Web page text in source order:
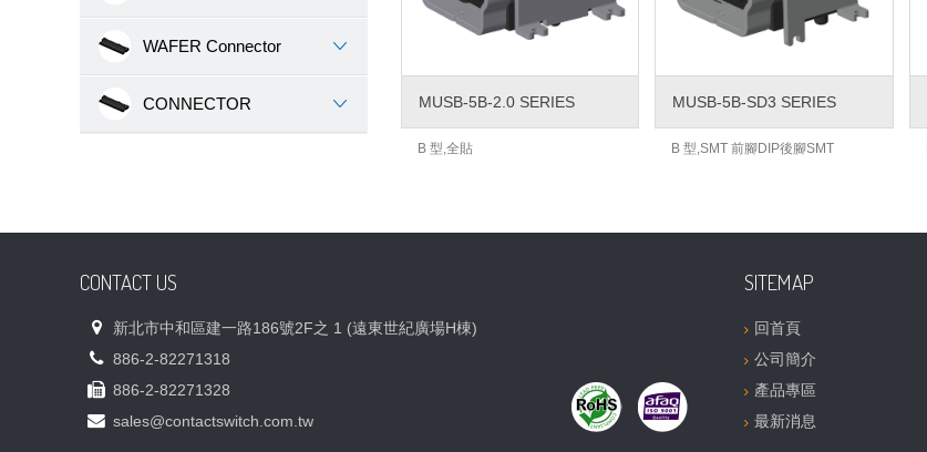
WAFER Connector
CONNECTOR MUSB-5B-2.0 SERIES
B 型,全貼
MUSB-5B-SD3 SERIES
B 型,SMT 前腳DIP後腳SMT
CONTACT US
新北市中和區建一路186號2F之 1 (遠東世紀廣場H棟)
886-2-82271318
886-2-82271328
sales@contactswitch.com.tw
SITEMAP
回首頁
公司簡介
產品專區
最新消息